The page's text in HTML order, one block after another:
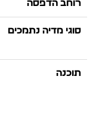
רוחב הדפסה
סוגי מדיה נתמכים
תוכנה